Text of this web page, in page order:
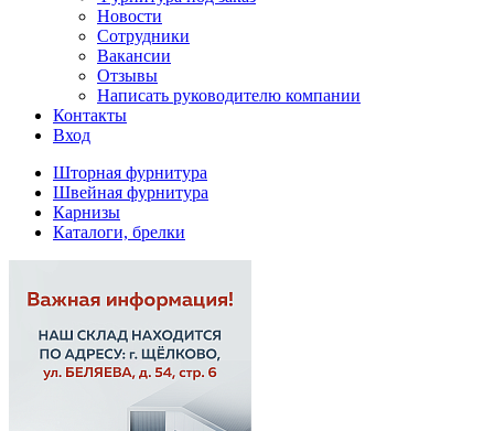
Новости
Сотрудники
Вакансии
Отзывы
Написать руководителю компании
Контакты
Вход
Шторная фурнитура
Швейная фурнитура
Карнизы
Каталоги, брелки